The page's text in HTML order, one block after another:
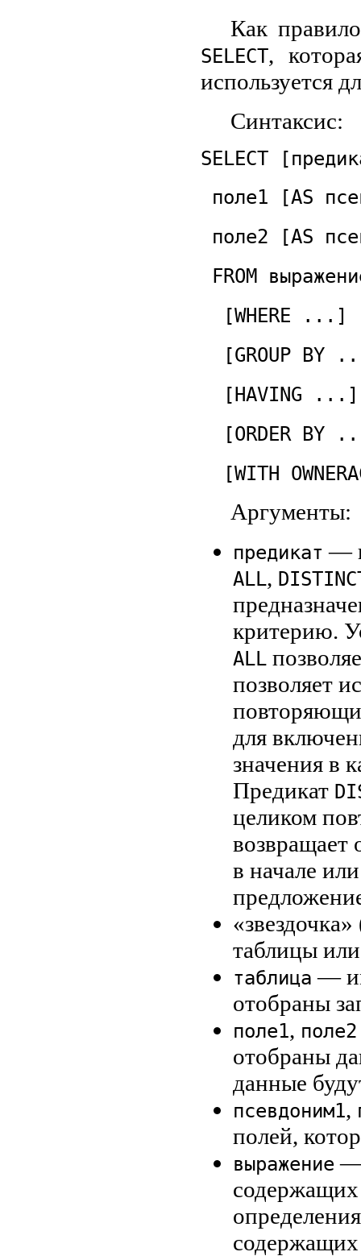
Как
SELECT,
используется
Синтаксис:
SELECT
поле1 [AS
поле2 [AS
FROM
[WHERE ...]
[GROUP BY
[HAVING ...]
[ORDER BY
[WITH
Аргументы:
предикат —
ALL,
критерию.
ALL
позволяет
для
значения в
Предикат
целиком
возвращает
в начале
«звездочка»
таблицы
таблица —
отобраны
поле1, поле2
отобраны
данные
псевдоним1,
полей,
выражение —